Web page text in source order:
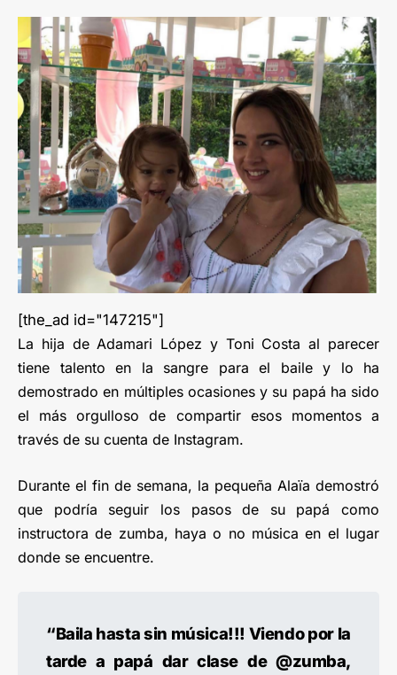
[the_ad id="147215"]
La hija de Adamari López y Toni Costa al parecer
tiene talento en la sangre para el baile y lo ha
demostrado en múltiples ocasiones y su papá ha sido
el más orgulloso de compartir esos momentos a
través de su cuenta de Instagram.
Durante el fin de semana, la pequeña Alaïa demostró
que podría seguir los pasos de su papá como
instructora de zumba, haya o no música en el lugar
donde se encuentre.
“Baila hasta sin música!!! Viendo por la
tarde a papá dar clase de @zumba,